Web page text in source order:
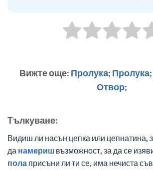
Вижте още: Пролука; Пролука;
Отвор;
Tълкуване:
Видиш ли насън цепка или цепнатина,
да намериш възможност, за да се
пола присъни ли ти се, има нечиста